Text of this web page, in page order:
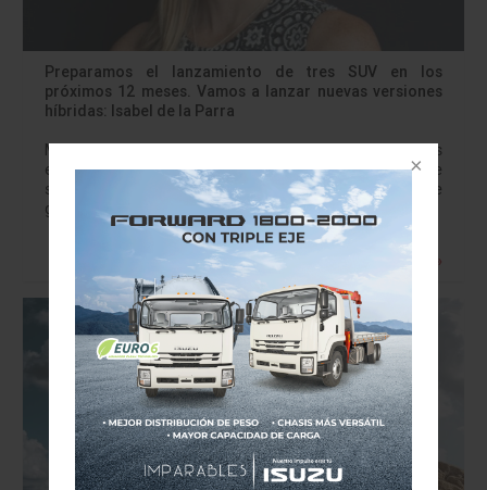
Preparamos el lanzamiento de tres SUV en los
próximos 12 meses. Vamos a lanzar nuevas versiones
híbridas: Isabel de la Parra
Mazda, al igual que la mayoría de marcas automotrices
en México, atraviesan por una escases no sólo de
suministros electrónicos, sino cuellos de botellas, que
generó la pandemia de Covid.…
Leer más »